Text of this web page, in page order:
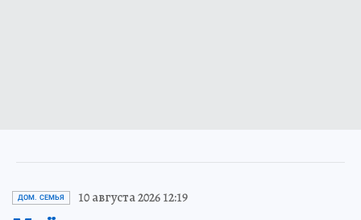
ДОМ. СЕМЬЯ 10 августа 2026 12:19